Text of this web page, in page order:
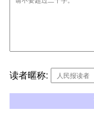
读者暱称: